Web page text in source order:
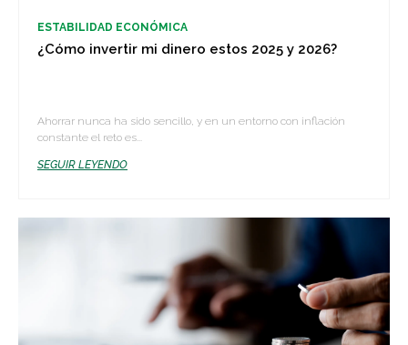
ESTABILIDAD ECONÓMICA
¿Cómo invertir mi dinero estos 2025 y 2026?
Ahorrar nunca ha sido sencillo, y en un entorno con inflación
constante el reto es...
SEGUIR LEYENDO